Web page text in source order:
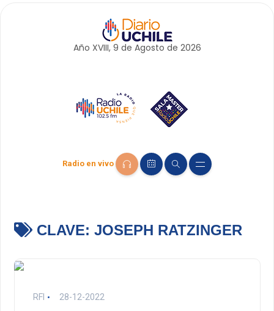
Año XVIII, 9 de Agosto de 2026
Radio en vivo
CLAVE: JOSEPH RATZINGER
RFI 28-12-2022